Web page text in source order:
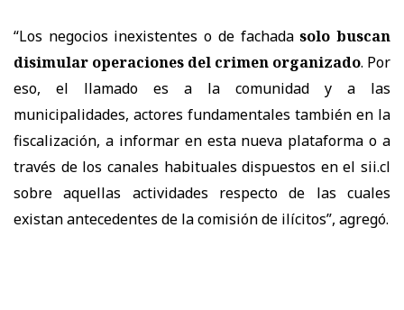
“Los negocios inexistentes o de fachadasolo buscan
disimular operaciones del crimen organizado. Por
eso, el llamado es a la comunidad y a las
municipalidades, actores fundamentales también en la
fiscalización, a informar en esta nueva plataforma o a
través de los canales habituales dispuestos en el sii.cl
sobre aquellas actividades respecto de las cuales
existan antecedentes de la comisión de ilícitos”, agregó.